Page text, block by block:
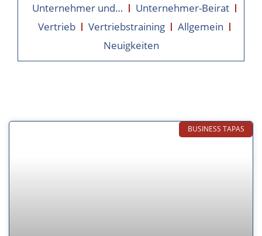
Unternehmer und…
Unternehmer-Beirat
Vertrieb
Vertriebstraining
Allgemein
Neuigkeiten
BUSINESS TAPAS